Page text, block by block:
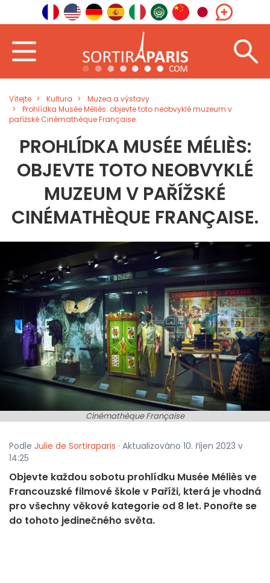
Vítejte Kultura
Muzea a výstavy
Prohlídka Musée Méliès: objevte toto neobvyklé muzeum v
pařížské Cinémathèque Française.
PROHLÍDKA MUSÉE MÉLIÈS:
OBJEVTE TOTO NEOBVYKLÉ
MUZEUM V PAŘÍŽSKÉ
CINÉMATHÈQUE FRANÇAISE.
Cinémathèque Française
Podle Julie de Sortiraparis · Aktualizováno 10. říjen 2023 v
14:25
Objevte každou sobotu prohlídku Musée Méliès ve
Francouzské filmové škole v Paříži, která je vhodná
pro všechny věkové kategorie od 8 let. Ponořte se
do tohoto jedinečného světa.